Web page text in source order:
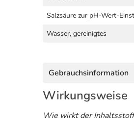
Salzsäure zur pH-Wert-
Wasser, gereinigtes
Gebrauchsinformation
Wirkungsweise
Wie wirkt der